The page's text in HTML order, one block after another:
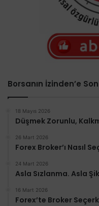
Borsanın İzinden’e
18 Mayıs 2026
Düşmek Zorunlu,
26 Mart 2026
Forex Broker’ı Nasıl
24 Mart 2026
Asla Sızlanma. Asla
16 Mart 2026
Forex’te Broker